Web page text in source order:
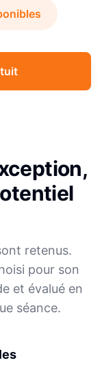
retenus.
pour son
et évalué en
séance.